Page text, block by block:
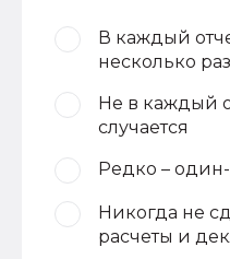
В каждый
несколько раз
Не в каждый
случается
Редко – один-
Никогда не
расчеты и